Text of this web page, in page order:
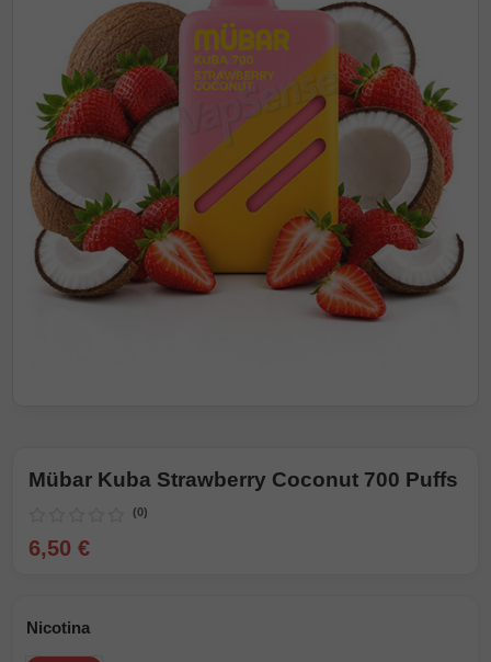
Mübar Kuba Strawberry Coconut 700 Puffs
(0)
6,50 €
Nicotina